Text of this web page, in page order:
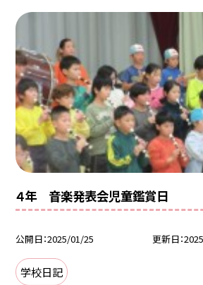
４年 音楽発表会児童鑑賞日
公開日 2025/01/25 更新日
学校日記